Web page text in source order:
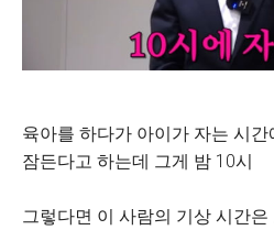
육아를 하다가 아이가 자는 시
잠든다고 하는데 그게 밤 10시
그렇다면 이 사람의 기상 시간은